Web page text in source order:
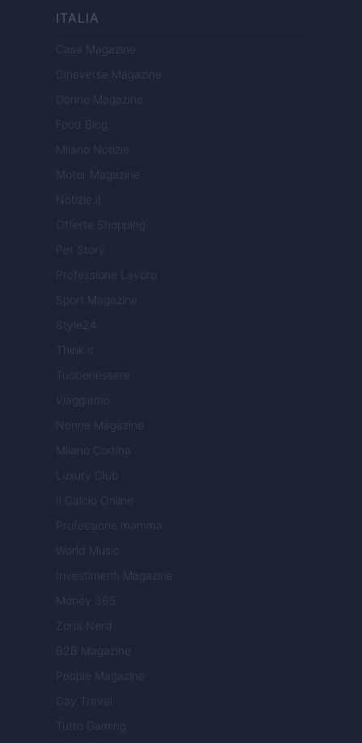
ITALIA
Casa Magazine
Cineverse Magazine
Donne Magazine
Food Blog
Milano Notizie
Motor Magazine
Notizie.it
Offerte Shopping
Pet Story
Professione Lavoro
Sport Magazine
Style24
Think.it
Tuobenessere
Viaggiamo
Nonne Magazine
Milano Cortina
Luxury Club
Il Calcio Online
Professione mamma
World Music
Investimenti Magazine
Money 365
Zona Nerd
B2B Magazine
People Magazine
Day Travel
Tutto Gaming